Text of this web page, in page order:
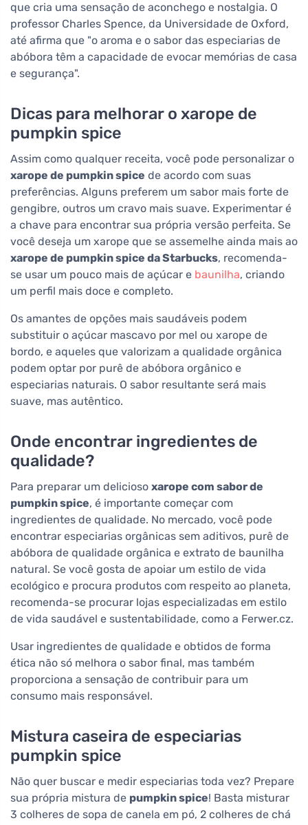
que cria uma sensação de aconchego e nostalgia. O
professor Charles Spence, da Universidade de Oxford,
até afirma que "o aroma e o sabor das especiarias de
abóbora têm a capacidade de evocar memórias de casa
e segurança".
Dicas para melhorar o xarope de
pumpkin spice
Assim como qualquer receita, você pode personalizar o
xarope de pumpkin spice de acordo com suas
preferências. Alguns preferem um sabor mais forte de
gengibre, outros um cravo mais suave. Experimentar é
a chave para encontrar sua própria versão perfeita. Se
você deseja um xarope que se assemelhe ainda mais ao
xarope de pumpkin spice da Starbucks, recomenda-
se usar um pouco mais de açúcar e baunilha, criando
um perfil mais doce e completo.
Os amantes de opções mais saudáveis podem
substituir o açúcar mascavo por mel ou xarope de
bordo, e aqueles que valorizam a qualidade orgânica
podem optar por purê de abóbora orgânico e
especiarias naturais. O sabor resultante será mais
suave, mas autêntico.
Onde encontrar ingredientes de
qualidade?
Para preparar um delicioso xarope com sabor de
pumpkin spice, é importante começar com
ingredientes de qualidade. No mercado, você pode
encontrar especiarias orgânicas sem aditivos, purê de
abóbora de qualidade orgânica e extrato de baunilha
natural. Se você gosta de apoiar um estilo de vida
ecológico e procura produtos com respeito ao planeta,
recomenda-se procurar lojas especializadas em estilo
de vida saudável e sustentabilidade, como a Ferwer.cz.
Usar ingredientes de qualidade e obtidos de forma
ética não só melhora o sabor final, mas também
proporciona a sensação de contribuir para um
consumo mais responsável.
Mistura caseira de especiarias
pumpkin spice
Não quer buscar e medir especiarias toda vez? Prepare
sua própria mistura de pumpkin spice! Basta misturar
3 colheres de sopa de canela em pó, 2 colheres de chá